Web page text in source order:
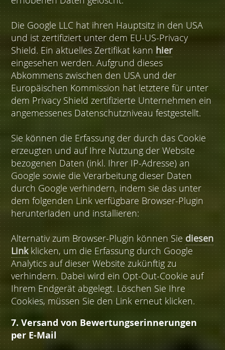
Die Google LLC hat ihren Hauptsitz in den USA
und ist zertifiziert unter dem EU-US-Privacy
Shield. Ein aktuelles Zertifikat kann hier
eingesehen werden. Aufgrund dieses
Abkommens zwischen den USA und der
Europäischen Kommission hat letztere für unter
dem Privacy Shield zertifizierte Unternehmen ein
angemessenes Datenschutzniveau festgestellt.
Sie können die Erfassung der durch das Cookie
erzeugten und auf Ihre Nutzung der Website
bezogenen Daten (inkl. Ihrer IP-Adresse) an
Google sowie die Verarbeitung dieser Daten
durch Google verhindern, indem sie das unter
dem folgenden Link verfügbare Browser-Plugin
herunterladen und installieren:
Alternativ zum Browser-Plugin können Sie diesen
Linkklicken, um die Erfassung durch Google
Analytics auf dieser Website zukünftig zu
verhindern. Dabei wird ein Opt-Out-Cookie auf
Ihrem Endgerät abgelegt. Löschen Sie Ihre
Cookies, müssen Sie den Link erneut klicken.
7. Versand von Bewertungserinnerungen
per E-Mail